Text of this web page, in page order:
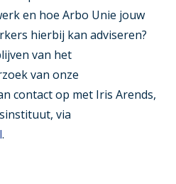
en hoe Arbo Unie jouw
hierbij kan adviseren?
van het
van onze
contact op met Iris Arends,
via
.